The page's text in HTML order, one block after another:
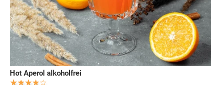
Hot Aperol alkoholfrei